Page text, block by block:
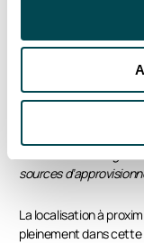
depuis le Benelux,
résister à un stockage
La nouvelle usine
supprimant ces
d’empaquetage nous
sources
La localisation à
pleinement dans cette